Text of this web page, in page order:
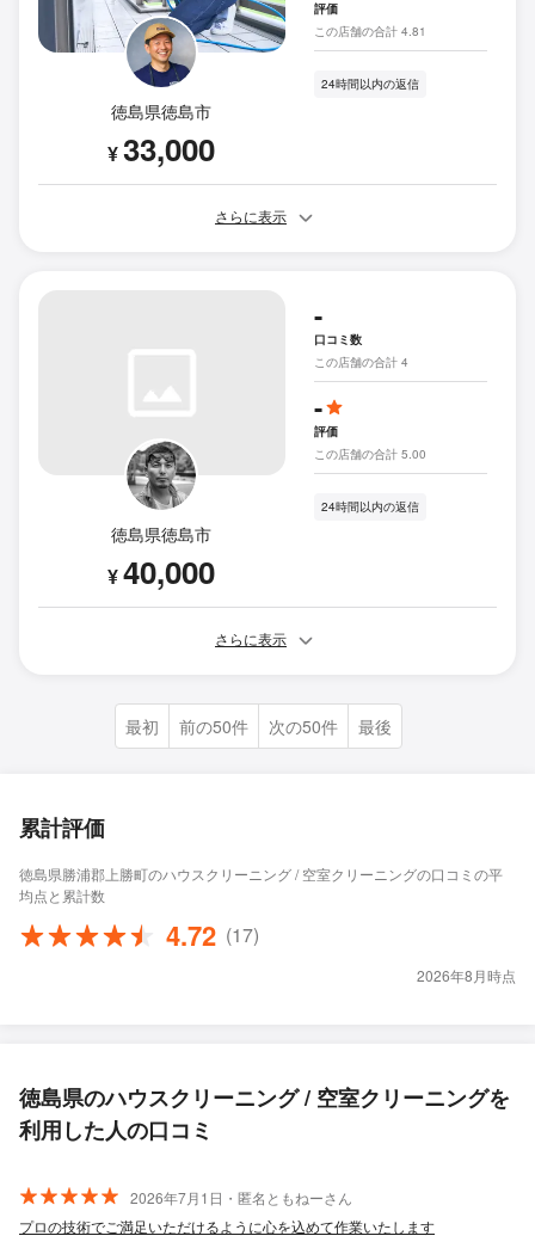
徳島県徳島市
¥33,000
評価
この店舗の合計 4.81
24時間以内の返信
さらに表示
徳島県徳島市
¥40,000
-
口コミ数
この店舗の合計 4
-
評価
この店舗の合計 5.00
24時間以内の返信
さらに表示
最初 前の50件 次の50件 最後
累計評価
徳島県勝浦郡上勝町のハウスクリーニング / 空室クリーニングの口コミの平
均点と累計数
4.72 (17)
2026年8月時点
徳島県のハウスクリーニング / 空室クリーニングを
利用した人の口コミ
2026年7月1日・匿名ともねーさん
プロの技術でご満足いただけるように心を込めて作業いたします